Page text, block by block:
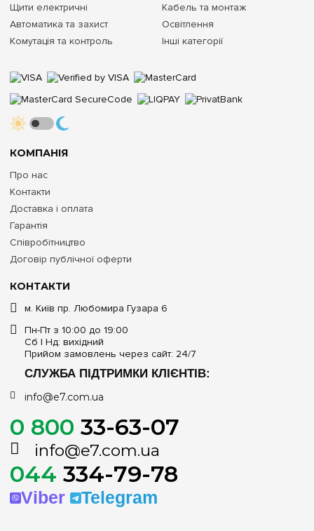
КОНТАКТИ
м. Київ пр. Любомира Гузара 6
Пн-Пт з 10:00 до 19:00
Сб | Нд: вихідний
Прийом замовлень через сайт: 24/7
СЛУЖБА ПІДТРИМКИ КЛІЄНТІВ:
info@e7.com.ua
0 800 33-63-07
info@e7.com.ua
044 334-79-78
Viber Telegram
КОМПАНІЯ
Про нас
Контакти
Доставка і оплата
Гарантія
Співробітництво
Договір публічної оферти
Щити електричні
Автоматика та захист
Комутація та контроль
Кабель та монтаж
Освітлення
Інші категорії